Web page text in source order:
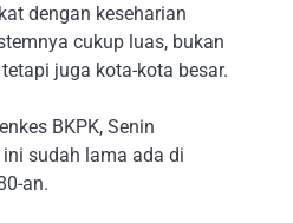
dengan keseharian
cukup luas, bukan
juga kota-kota besar.
BKPK, Senin
sudah lama ada di
an.